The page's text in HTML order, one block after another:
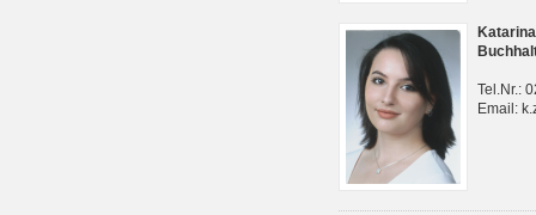
Tel.Nr.:
Email: